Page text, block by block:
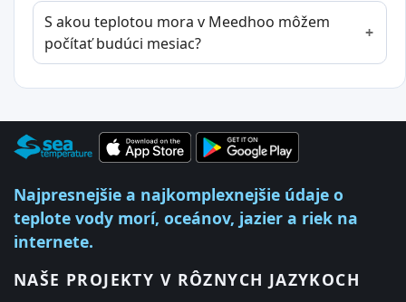
S akou teplotou mora v Meedhoo môžem
počítať budúci mesiac?
Najpresnejšie a najkomplexnejšie údaje o
teplote vody morí, oceánov, jazier a riek na
internete.
NAŠE PROJEKTY V RÔZNYCH JAZYKOCH